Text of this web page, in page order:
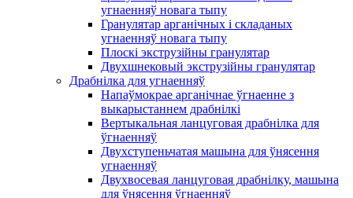
угнаенняў новага тыпу
Гранулятар арганічных і складаных
угнаенняў новага тыпу
Плоскі экструзійны гранулятар
Двухшнековый экструзійны гранулятар
Драбнілка для угнаенняў
Напаўмокрае арганічнае ўгнаенне з
выкарыстаннем драбнілкі
Вертыкальная ланцуговая драбнілка для
ўгнаенняў
Двухступеньчатая машына для ўнясення
угнаенняў
Двухвосевая ланцуговая драбнілку, машына
для ўнясення ўгнаенняў